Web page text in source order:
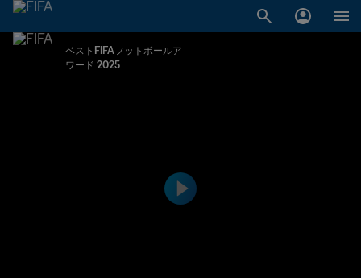
ベストFIFAフットボールア
ワード 2025